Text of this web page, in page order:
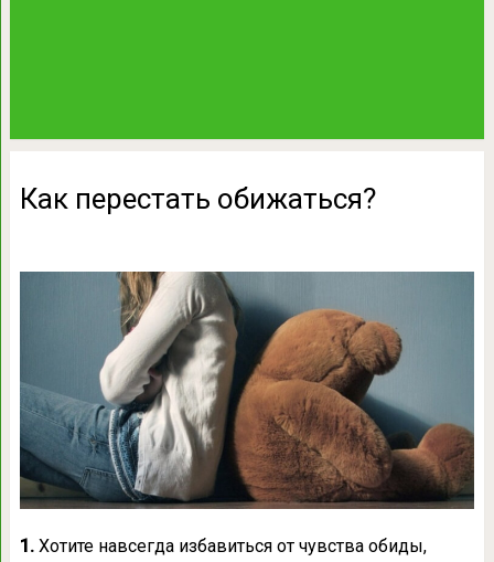
Как перестать обижаться?
1.Хотите навсегда избавиться от чувства обиды,